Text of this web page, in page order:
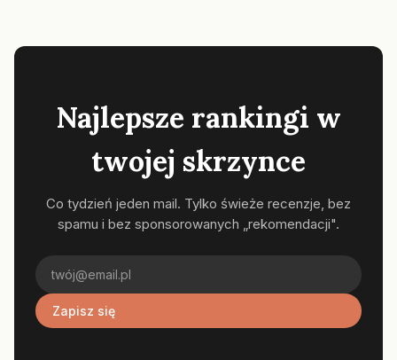
Najlepsze rankingi w
twojej skrzynce
Co tydzień jeden mail. Tylko świeże recenzje, bez
spamu i bez sponsorowanych „rekomendacji".
Zapisz się